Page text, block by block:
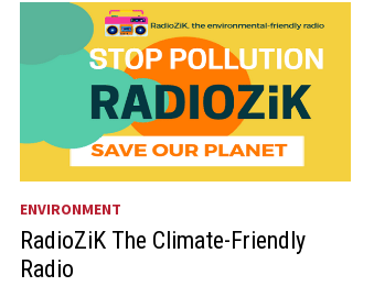
ENVIRONMENT
RadioZiK The Climate-Friendly
Radio